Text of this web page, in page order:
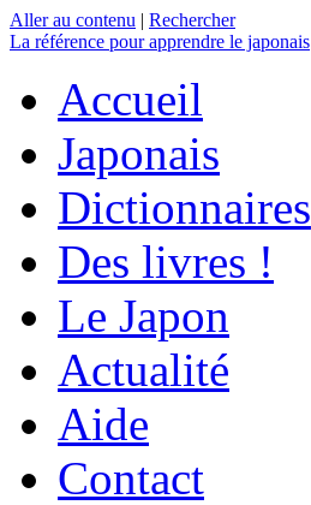
Aller au contenu | Rechercher
La référence pour apprendre le japonais
Accueil
Japonais
Dictionnaires
Des livres !
Le Japon
Actualité
Aide
Contact